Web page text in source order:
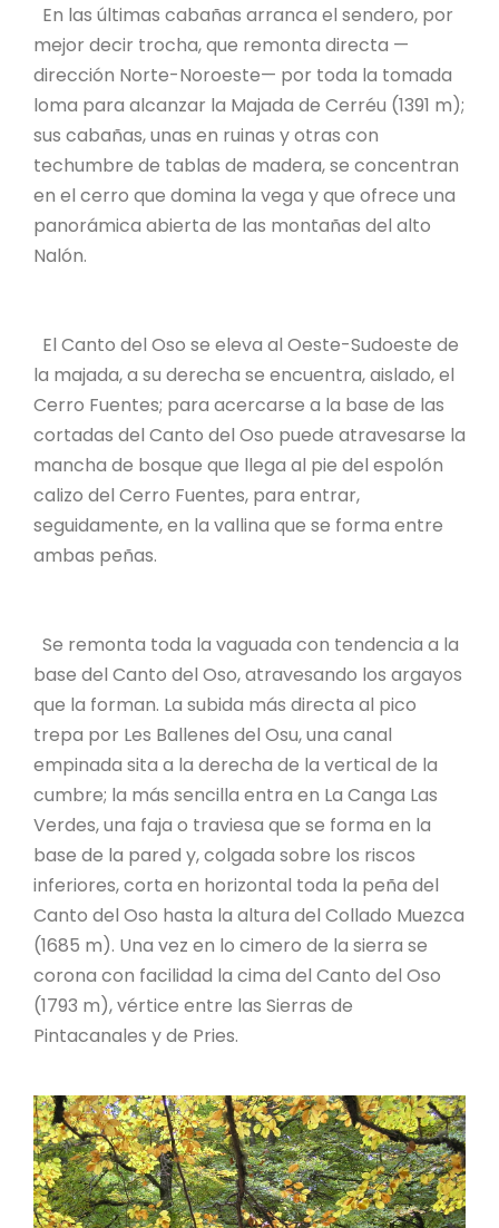
En las últimas cabañas arranca el sendero, por
mejor decir trocha, que remonta directa —
dirección Norte-Noroeste— por toda la tomada
loma para alcanzar la Majada de Cerréu (1391 m);
sus cabañas, unas en ruinas y otras con
techumbre de tablas de madera, se concentran
en el cerro que domina la vega y que ofrece una
panorámica abierta de las montañas del alto
Nalón.
El Canto del Oso se eleva al Oeste-Sudoeste de
la majada, a su derecha se encuentra, aislado, el
Cerro Fuentes; para acercarse a la base de las
cortadas del Canto del Oso puede atravesarse la
mancha de bosque que llega al pie del espolón
calizo del Cerro Fuentes, para entrar,
seguidamente, en la vallina que se forma entre
ambas peñas.
Se remonta toda la vaguada con tendencia a la
base del Canto del Oso, atravesando los argayos
que la forman. La subida más directa al pico
trepa por Les Ballenes del Osu, una canal
empinada sita a la derecha de la vertical de la
cumbre; la más sencilla entra en La Canga Las
Verdes, una faja o traviesa que se forma en la
base de la pared y, colgada sobre los riscos
inferiores, corta en horizontal toda la peña del
Canto del Oso hasta la altura del Collado Muezca
(1685 m). Una vez en lo cimero de la sierra se
corona con facilidad la cima del Canto del Oso
(1793 m), vértice entre las Sierras de
Pintacanales y de Pries.